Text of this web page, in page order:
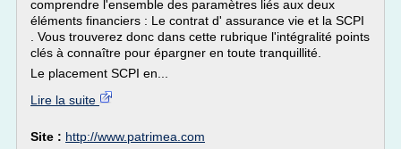
comprendre l'ensemble des paramètres liés aux deux
éléments financiers : Le contrat d' assurance vie et la SCPI
. Vous trouverez donc dans cette rubrique l'intégralité points
clés à connaître pour épargner en toute tranquillité.
Le placement SCPI en...
Lire la suite
Site : http://www.patrimea.com